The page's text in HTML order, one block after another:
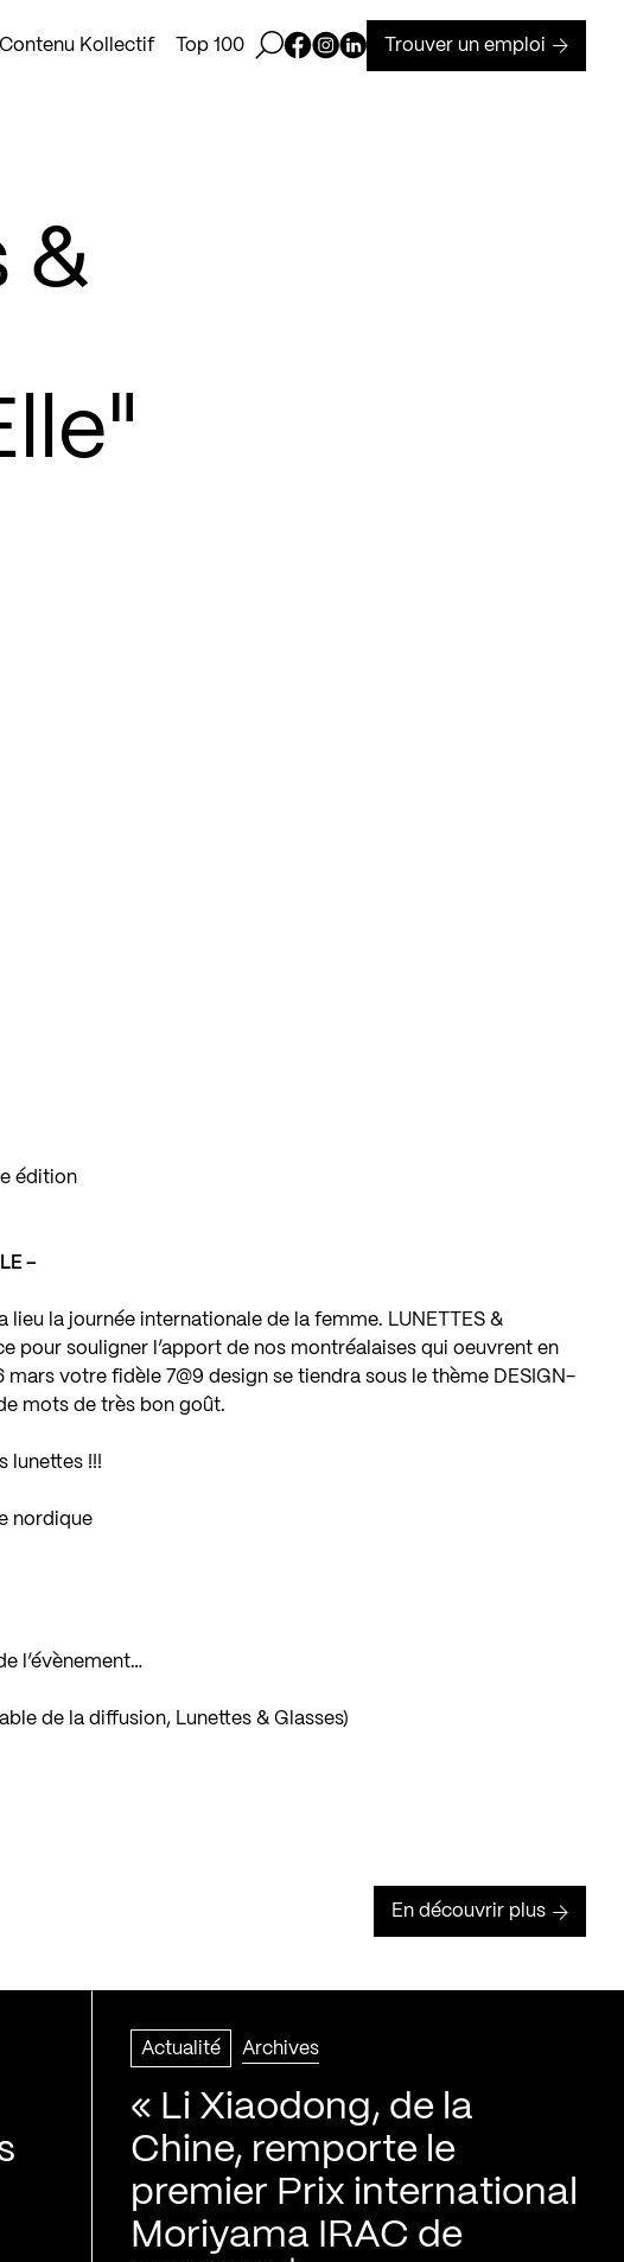
Contenu Kollectif Top 100 Ouvrir la barre de recherche
Page Facebook de Kollectif
Page Instagram de Kollectif
Page Linkedin de Kollectif
Trouver un emploi
&
édition
–
lieu la journée internationale de la femme. LUNETTES &
pour souligner l’apport de nos montréalaises qui oeuvrent en
mars votre fidèle 7@9 design se tiendra sous le thème DESIGN-
mots de très bon goût.
lunettes !!!
nordique
l’évènement…
de la diffusion, Lunettes & Glasses)
En découvrir plus
Actualité Archives
« Li Xiaodong, de la
Chine, remporte le
premier Prix international
Moriyama IRAC de